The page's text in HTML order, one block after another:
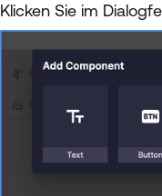
Klicken Sie im